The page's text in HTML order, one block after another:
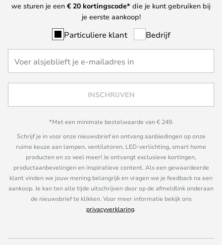
we sturen je een € 20 kortingscode* die je kunt gebruiken bij
je eerste aankoop!
Particuliere klant Bedrijf
INSCHRIJVEN
*Met een minimale bestelwaarde van € 249.
Schrijf je in voor onze nieuwsbrief en ontvang aanbiedingen op onze
ruime keuze aan lampen, ventilatoren, LED-verlichting, smart home
producten en zo veel meer! Je ontvangt exclusieve kortingen,
productaanbevelingen en inspiratieve content. Als een gewaardeerde
klant vinden we jouw mening belangrijk en vragen we je feedback na een
aankoop. Je kan ten alle tijde uitschrijven door op de afmeldlink onderaan
de nieuwsbrief te klikken. Voor meer informatie bekijk ons
privacyverklaring.